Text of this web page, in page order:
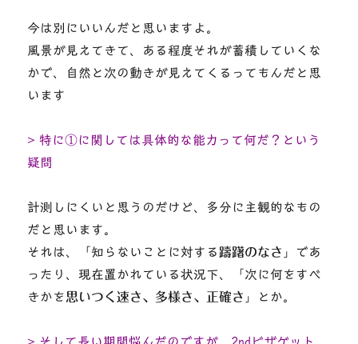
今は別にいいんだと思いますよ。
風景が見えてきて、ある程度それが蓄積していくな
かで、自然と次の動きが見えてくるってもんだと思
います
> 特に①に関しては具体的な能力って何だ？という
疑問
計測しにくいと思うのだけど、多分に主観的なもの
だと思います。
それは、「知らないことに対する 躊躇のなさ 」であ
ったり、現在置かれている状況下、「次に何をすべ
きかを思いつく速さ、多様さ、正確さ 」とか。